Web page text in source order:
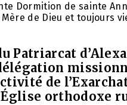
Dormition de sainte
de Dieu et toujours
Patriarcat
de
orthodoxe